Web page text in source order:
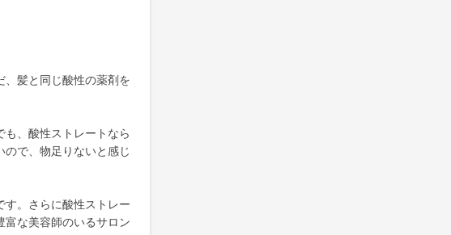
、髪と同じ酸性の薬剤を
、酸性ストレートなら
で、物足りないと感じ
す。さらに酸性ストレー
富な美容師のいるサロン